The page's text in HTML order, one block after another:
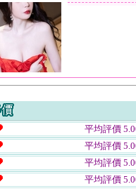
平均評價
平均評價
平均評價
平均評價